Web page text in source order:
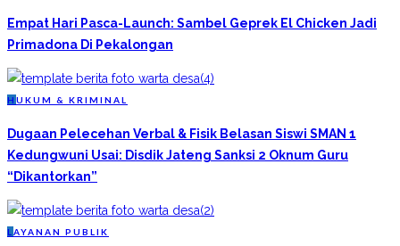
Empat Hari Pasca-Launch: Sambel Geprek El Chicken Jadi
Primadona Di Pekalongan
H UKUM & KRIMINAL
Dugaan Pelecehan Verbal & Fisik Belasan Siswi SMAN 1
Kedungwuni Usai: Disdik Jateng Sanksi 2 Oknum Guru
“Dikantorkan”
L AYANAN PUBLIK